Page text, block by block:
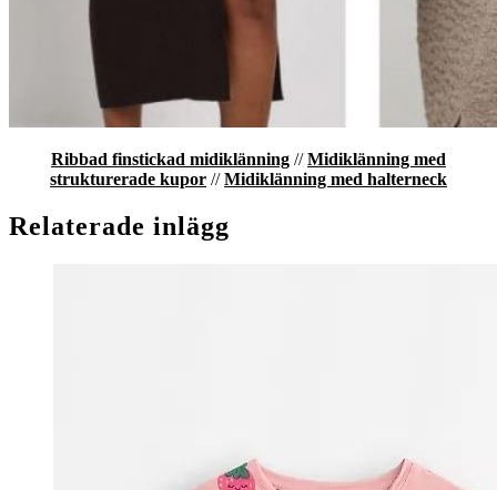
Ribbad finstickad midiklänning //Midiklänning med
strukturerade kupor //Midiklänning med halterneck
Relaterade inlägg